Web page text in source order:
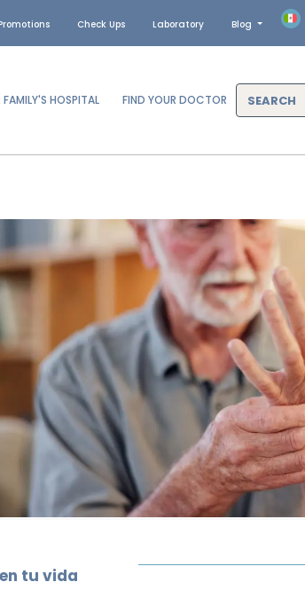
Check Ups Laboratory Blog
FAMILY'S HOSPITAL FIND YOUR DOCTOR
tu vida